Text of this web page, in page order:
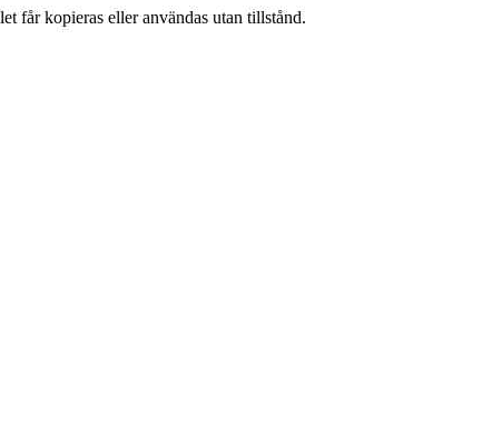
får kopieras eller användas utan tillstånd.